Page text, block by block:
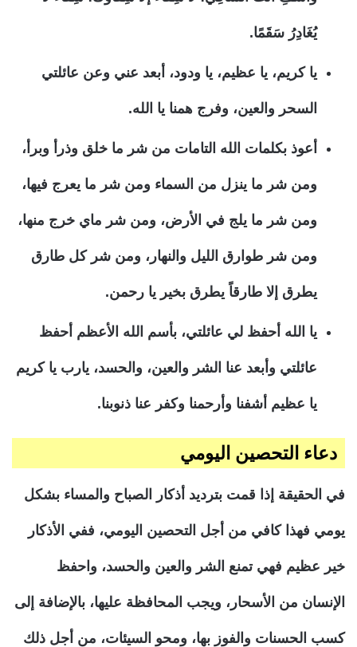
يُغَادِرُ سَقَمًا.
يا كريم، يا عظيم، يا ودود، أبعد عني وعن عائلتي
السحر والعين، وفرج همنا يا الله.
أعوذ بكلمات الله التامات من شر ما خلق وذرأ وبرأ،
ومن شر ما ينزل من السماء ومن شر ما يعرج فيها،
ومن شر ما يلج في الأرض، ومن شر ماي خرج منها،
ومن شر طوارق الليل والنهار، ومن شر كل طارق
يطرق إلا طارقاً يطرق بخير يا رحمن.
يا الله أحفظ لي عائلتي، بأسم الله الأعظم أحفظ
عائلتي وأبعد عنا الشر والعين، والحسد، يارب يا كريم
يا عظيم أشفنا وأرحمنا وكفر عنا ذنوبنا.
دعاء التحصين اليومي
في الحقيقة إذا قمت بترديد أذكار الصباح والمساء بشكل
يومي فهذا كافي من أجل التحصين اليومي، ففي الأذكار
خير عظيم فهي تمنع الشر والعين والحسد، واحفظ
الإنسان من الأسحار، ويجب المحافظة عليها، بالإضافة إلى
كسب الحسنات والفوز بها، ومحو السيئات، من أجل ذلك